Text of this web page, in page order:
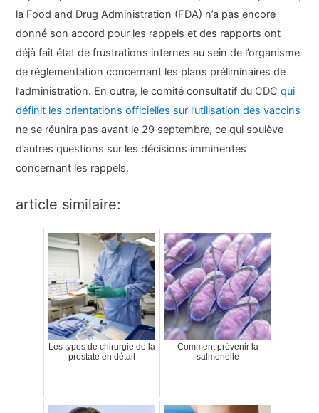
la Food and Drug Administration (FDA) n’a pas encore
donné son accord pour les rappels et des rapports ont
déjà fait état de frustrations internes au sein de l’organisme
de réglementation concernant les plans préliminaires de
l’administration. En outre, le comité consultatif du CDCqui
définit les orientations officielles sur l’utilisation des vaccins
ne se réunira pas avant le 29 septembre, ce qui soulève
d’autres questions sur les décisions imminentes
concernant les rappels.
article similaire:
Les types de chirurgie de la
prostate en détail
Comment prévenir la
salmonelle